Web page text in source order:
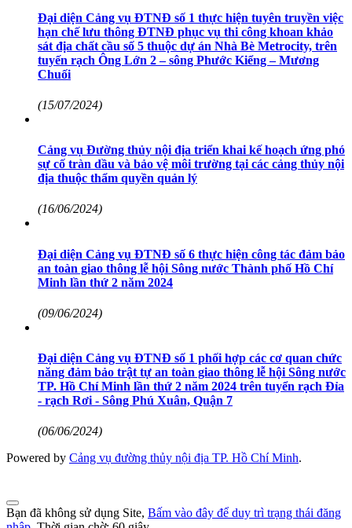
Đại diện Cảng vụ ĐTNĐ số 1 thực hiện tuyên truyền việc
hạn chế lưu thông ĐTNĐ phục vụ thi công khoan khảo
sát địa chất cầu số 5 thuộc dự án Nhà Bè Metrocity, trên
tuyến rạch Ông Lớn 2 – sông Phước Kiểng – Mương
Chuối
(15/07/2024)
Cảng vụ Đường thủy nội địa triển khai kế hoạch ứng phó
sự cố tràn dầu và bảo vệ môi trường tại các cảng thủy nội
địa thuộc thẩm quyền quản lý
(16/06/2024)
Đại diện Cảng vụ ĐTNĐ số 6 thực hiện công tác đảm bảo
an toàn giao thông lễ hội Sông nước Thành phố Hồ Chí
Minh lần thứ 2 năm 2024
(09/06/2024)
Đại diện Cảng vụ ĐTNĐ số 1 phối hợp các cơ quan chức
năng đảm bảo trật tự an toàn giao thông lễ hội Sông nước
TP. Hồ Chí Minh lần thứ 2 năm 2024 trên tuyển rạch Đỉa
- rạch Rơi - Sông Phú Xuân, Quận 7
(06/06/2024)
Powered by Cảng vụ đường thủy nội địa TP. Hồ Chí Minh.
Bạn đã không sử dụng Site, Bấm vào đây để duy trì trạng thái đăng